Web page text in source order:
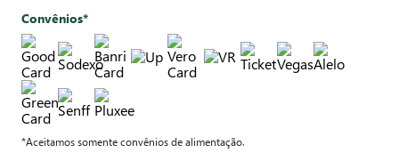
Convênios*
*Aceitamos somente convênios de alimentação.